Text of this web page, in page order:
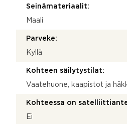
Seinämateriaalit:
Maali
Parveke:
Kyllä
Kohteen säilytystilat:
Vaatehuone, kaapistot ja
Kohteessa on
Ei